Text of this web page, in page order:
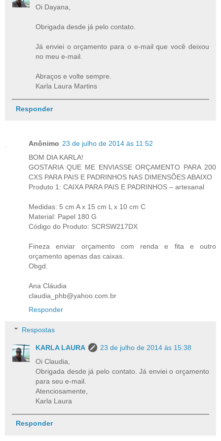
Oi Dayana,
Obrigada desde já pelo contato.
Já enviei o orçamento para o e-mail que você deixou
no meu e-mail.
Abraços e volte sempre.
Karla Laura Martins
Responder
Anônimo 23 de julho de 2014 às 11:52
BOM DIA KARLA!
GOSTARIA QUE ME ENVIASSE ORÇAMENTO PARA 200
CXS PARA PAIS E PADRINHOS NAS DIMENSÕES ABAIXO
Produto 1: CAIXA PARA PAIS E PADRINHOS – artesanal
Medidas: 5 cm A x 15 cm L x 10 cm C
Material: Papel 180 G
Código do Produto: SCRSW217DX
Fineza enviar orçamento com renda e fita e outro
orçamento apenas das caixas.
Obgd.
Ana Cláudia
claudia_phb@yahoo.com.br
Responder
Respostas
KARLA LAURA
23 de julho de 2014 às 15:38
Oi Claudia,
Obrigada desde já pelo contato. Já enviei o orçamento
para seu e-mail.
Atenciosamente,
Karla Laura
Responder